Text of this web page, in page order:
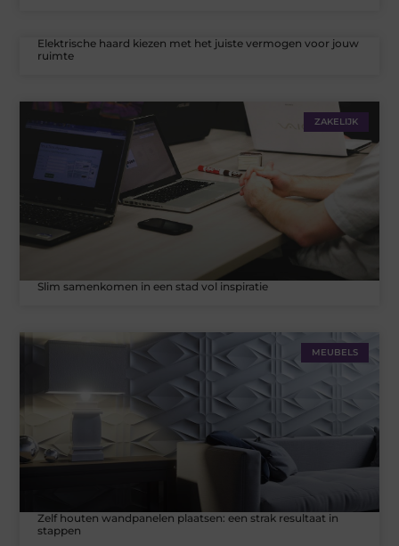
Elektrische haard kiezen met het juiste vermogen voor jouw
ruimte
ZAKELIJK
Slim samenkomen in een stad vol inspiratie
MEUBELS
Zelf houten wandpanelen plaatsen: een strak resultaat in
stappen